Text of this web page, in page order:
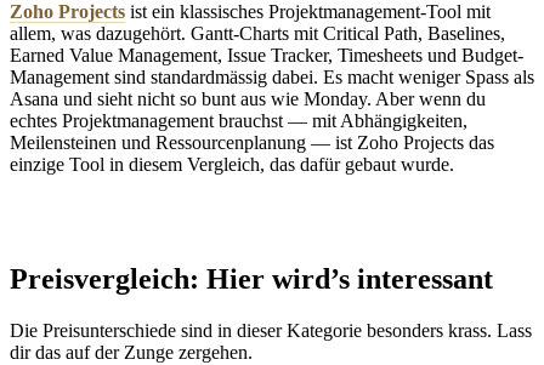
Zoho Projects ist ein klassisches Projektmanagement-Tool mit
allem, was dazugehört. Gantt-Charts mit Critical Path, Baselines,
Earned Value Management, Issue Tracker, Timesheets und Budget-
Management sind standardmässig dabei. Es macht weniger Spass als
Asana und sieht nicht so bunt aus wie Monday. Aber wenn du
echtes Projektmanagement brauchst — mit Abhängigkeiten,
Meilensteinen und Ressourcenplanung — ist Zoho Projects das
einzige Tool in diesem Vergleich, das dafür gebaut wurde.
Preisvergleich: Hier wird’s interessant
Die Preisunterschiede sind in dieser Kategorie besonders krass. Lass
dir das auf der Zunge zergehen.